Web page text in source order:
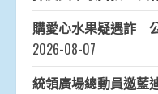
購愛心水果疑遇詐
2026-08-07
統領廣場總動員邀藍